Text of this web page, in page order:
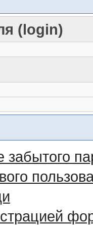
(login)
забытого